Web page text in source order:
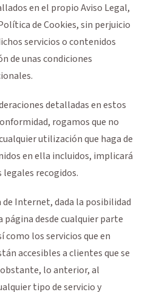
en el propio Aviso Legal,
de Cookies, sin perjuicio
servicios o contenidos
de unas condiciones
detalladas en estos
rogamos que no
utilización que haga de
en ella incluidos, implicará
recogidos.
Internet, dada la posibilidad
página desde cualquier parte
como los servicios que en
accesibles a clientes que se
obstante, lo anterior, al
tipo de servicio y